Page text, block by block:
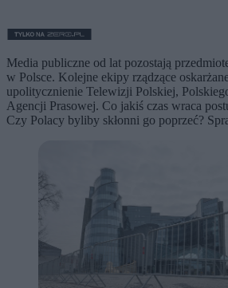
Media publiczne od lat pozostają
w Polsce. Kolejne ekipy rządzące
upolitycznienie Telewizji Polskiej,
Agencji Prasowej. Co jakiś czas wraca
Czy Polacy byliby skłonni go poprzeć?